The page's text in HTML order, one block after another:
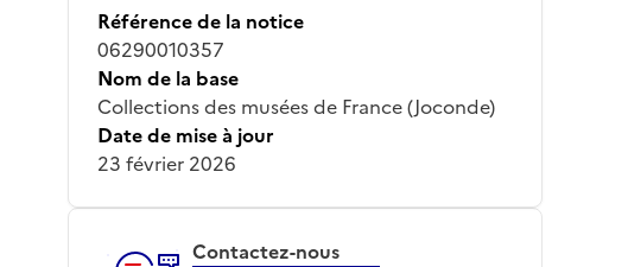
Référence de la notice
06290010357
Nom de la base
Collections des musées de France (Joconde)
Date de mise à jour
23 février 2026
Contactez-nous